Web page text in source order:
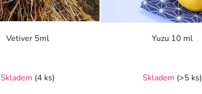
Vetiver 5ml
Skladem (4 ks)
Yuzu 10 ml
Skladem (>5 ks)